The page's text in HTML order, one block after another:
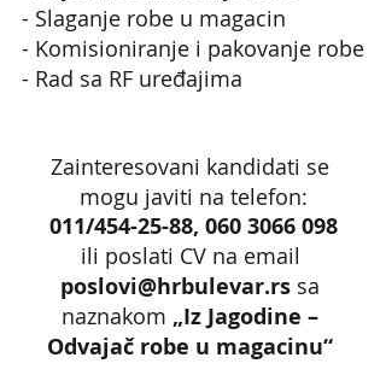
- Slaganje robe u magacin
- Komisioniranje i pakovanje robe
- Rad sa RF uređajima
Zainteresovani kandidati se
mogu javiti na telefon:
011/454-25-88, 060 3066 098
ili poslati CV na email
poslovi@hrbulevar.rs sa
naznakom „Iz Jagodine –
Odvajač robe u magacinu“